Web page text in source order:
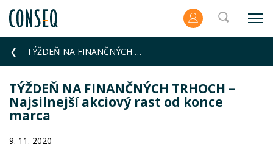
TÝŽDEŇ NA FINANČNÝCH TRHOCH – Najsilnejší akciový rast od konce marca
TÝŽDEŇ NA FINANČNÝCH TRHOCH –
Najsilnejší akciový rast od konce
marca
9. 11. 2020